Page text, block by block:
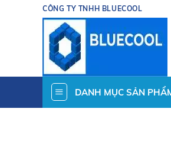
CÔNG TY TNHH BLUECOOL
DANH MỤC SẢN